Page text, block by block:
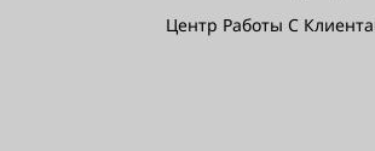
Центр Работы С